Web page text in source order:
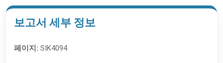
보고서 세부 정보
페이지: SIK4094